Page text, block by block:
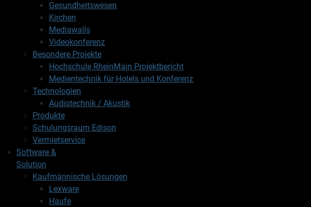
Gesundheitswesen
Kirchen
Mediawalls
Videokonferenz
Besondere Projekte
Hochschule RheinMain Projektbericht
Medientechnik für Hotels und Konferenz
Technologien
Audiotechnik / Akustik
Produkte
Schulungsraum Edison
Vermietservice
Software &
Solution
Kaufmännische Lösungen
Lexware
Haufe